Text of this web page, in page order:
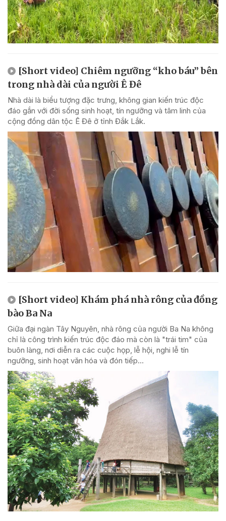
[Short video] Chiêm ngưỡng “kho báu” bên
trong nhà dài của người Ê Đê
Nhà dài là biểu tượng đặc trưng, không gian kiến trúc độc
đáo gắn với đời sống sinh hoạt, tín ngưỡng và tâm linh của
cộng đồng dân tộc Ê Đê ở tỉnh Đắk Lắk.
[Short video] Khám phá nhà rông của đồng
bào Ba Na
Giữa đại ngàn Tây Nguyên, nhà rông của người Ba Na không
chỉ là công trình kiến trúc độc đáo mà còn là "trái tim" của
buôn làng, nơi diễn ra các cuộc họp, lễ hội, nghi lễ tín
ngưỡng, sinh hoạt văn hóa và đón tiếp...